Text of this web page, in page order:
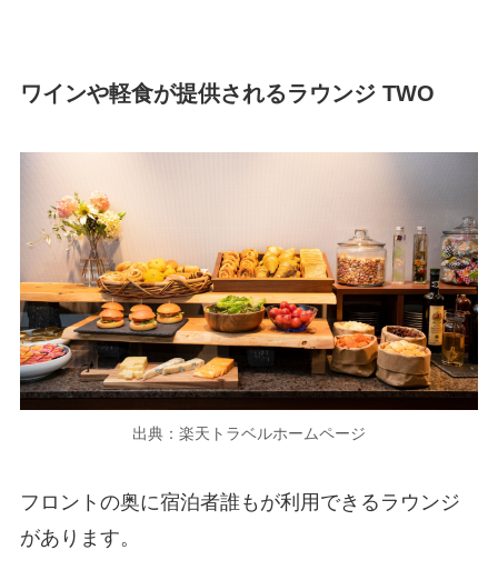
ワインや軽食が提供されるラウンジ TWO
出典：楽天トラベルホームページ
フロントの奥に宿泊者誰もが利用できるラウンジ
があります。